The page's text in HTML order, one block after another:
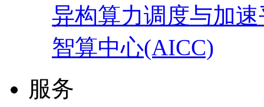
异构算力调度与加
智算中心(AICC)
服务